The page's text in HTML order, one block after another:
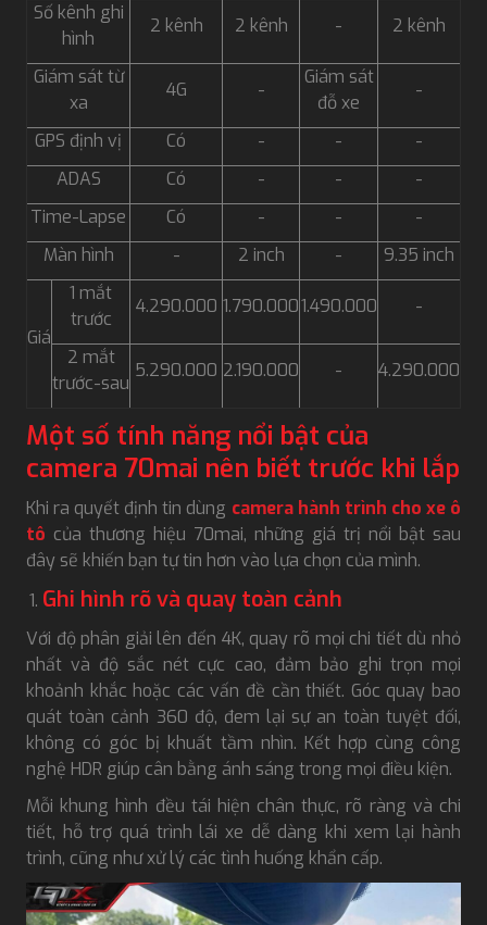
Số kênh ghi
hình
2 kênh 2 kênh - 2 kênh
Giám sát từ
xa
4G -
Giám sát
đỗ xe
-
GPS định vị Có - -
-
ADAS
Có - -
-
Time-Lapse
Có - -
-
Màn hình
- 2 inch - 9.35 inch
Giá
1 mắt
trước
4.290.000 1.790.0001.490.000 -
2 mắt
trước-sau
5.290.000 2.190.000 - 4.290.000
Một số tính năng nổi bật của
camera 70mai nên biết trước khi lắp
Khi ra quyết định tin dùng camera hành trình cho xe ô
tô của thương hiệu 70mai, những giá trị nổi bật sau
đây sẽ khiến bạn tự tin hơn vào lựa chọn của mình.
Ghi hình rõ và quay toàn cảnh
Với độ phân giải lên đến 4K, quay rõ mọi chi tiết dù nhỏ
nhất và độ sắc nét cực cao, đảm bảo ghi trọn mọi
khoảnh khắc hoặc các vấn đề cần thiết. Góc quay bao
quát toàn cảnh 360 độ, đem lại sự an toàn tuyệt đối,
không có góc bị khuất tầm nhìn. Kết hợp cùng công
nghệ HDR giúp cân bằng ánh sáng trong mọi điều kiện.
Mỗi khung hình đều tái hiện chân thực, rõ ràng và chi
tiết, hỗ trợ quá trình lái xe dễ dàng khi xem lại hành
trình, cũng như xử lý các tình huống khẩn cấp.